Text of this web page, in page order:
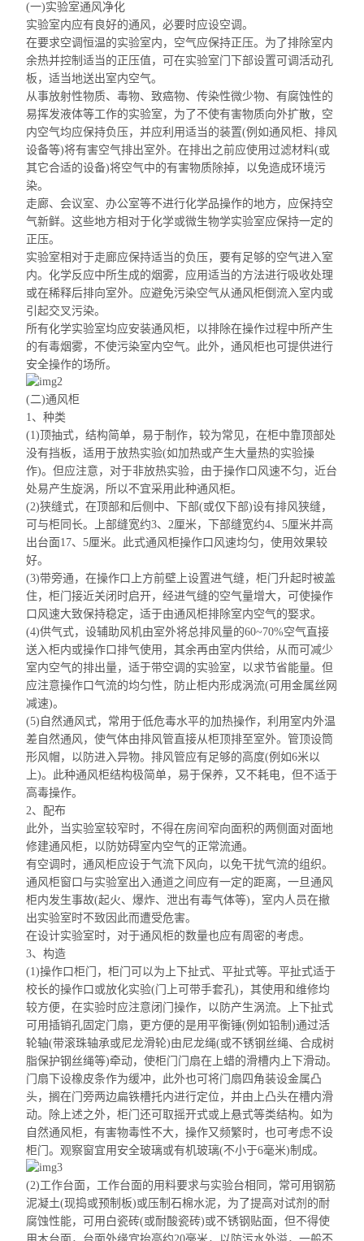
(一)实验室通风净化
实验室内应有良好的通风，必要时应设空调。
在要求空调恒温的实验室内，空气应保持正压。为了排除室内
余热并控制适当的正压值，可在实验室门下部设置可调活动孔
板，适当地送出室内空气。
从事放射性物质、毒物、致癌物、传染性微少物、有腐蚀性的
易挥发液体等工作的实验室，为了不使有害物质向外扩散，空
内空气均应保持负压，并应利用适当的装置(例如通风柜、排风
设备等)将有害空气排出室外。在排出之前应使用过滤材料(或
其它合适的设备)将空气中的有害物质除掉，以免造成环境污
染。
走廊、会议室、办公室等不进行化学品操作的地方，应保持空
气新鲜。这些地方相对于化学或微生物学实验室应保持一定的
正压。
实验室相对于走廊应保持适当的负压，要有足够的空气进入室
内。化学反应中所生成的烟雾，应用适当的方法进行吸收处理
或在稀释后排向室外。应避免污染空气从通风柜倒流入室内或
引起交叉污染。
所有化学实验室均应安装通风柜，以排除在操作过程中所产生
的有毒烟雾，不使污染室内空气。此外，通风柜也可提供进行
安全操作的场所。
(二)通风柜
1、种类
(1) 顶抽式，结构简单，易于制作，较为常见，在柜中靠顶部处
没有挡板，适用于放热实验(如加热或产生大量热的实验操
作)。但应注意，对于非放热实验，由于操作口风速不匀，近台
处易产生旋涡，所以不宜采用此种通风柜。
(2)狭缝式，在顶部和后侧中、下部(或仅下部)设有排风狭缝，
可与柜同长。
上部缝宽约3、2厘米， 下部缝宽约4、5厘米并高
出台面17、5厘米。此式通风柜操作口 风速均匀，使用效果较
好。
(3)带旁通，在操作口上方前壁上设置进气缝，柜门升起时被盖
住，柜门接近关闭时启开，经进气缝的空气量增大，可使操作
口风速大致保持稳定，适于由通风柜排除室内空气的娶求。
(4)供气式，设辅助风机由室外将总排风量的60~70%空气直接
送入柜内或操作口排气使用，其余再由室内供给，从而可减少
室内空气的排出量，适于带空调的实验室，以求节省能量。但
应注意操作口气流的均匀性，防止柜内形成涡流(可用金属丝网
减速)。
(5)自然通风式，常用于低危毒水平的加热操作，利用室内外温
差自然通风，使气体由排风管直接从柜顶排至室外。管顶设筒
形风帽，以防进入异物。排风管应有足够的高度(例如6米以
上)。此种通风柜结构极简单，易于保养，又不耗电，但不适于
高毒操作。
2、配布
此外，当实验室较窄时，不得在房间 窄向面积的两侧面对面地
修建通风柜，以防妨碍室内空气的正常流通。
有空调时，通风柜应设于气流下风向，以免干扰气流的组织。
通风柜窗口与实验室出入通道之间应有一定的距离，一旦通风
柜内发生事故(起火、爆炸、泄出有毒气体等)，室内人员在撤
出实验室时不致因此而遭受危害。
在设计实验室时，对于通风柜的数量也应有周密的考虑。
3、构造
(1)操作口柜门，柜门可以为上下扯式、平扯式等。平扯式适于
校长的操作口或放化实验(门上可带手套孔)，其使用和维修均
较方便，在实验时应注意闭门操作，以防产生涡流。
上下扯式
可用插销孔固定门扇，更方便的是用平衡锤(例如铅制)通过活
轮轴(带滚珠轴承或尼龙滑轮)由尼龙绳(或不锈钢丝绳、合成树
脂保护钢丝绳等)牵动，使柜门门扇在上蜡的滑槽内上下滑动。
门扇下设橡皮条作为缓冲，此外也可将门扇四角装设金属凸
头，搁在门旁两边扁铁槽托内进行定位，并由上凸头在槽内滑
动。除上述之外，柜门还可取摇开式或 上悬式等类结构。如为
自然通风柜，有害物毒性不大，操作又频繁时，也可考虑不设
柜门。观察窗宜用安全玻璃或有机玻璃(不小于6毫米)制成。
(2)工作台面，工作台面的用料要求与实验台相同，常可用钢筋
泥凝土(现捣或预制板)或压制石棉水泥，为了提高对试剂的耐
腐蚀性能，可用白瓷砖(或耐酸瓷砖)或不锈钢贴面，但不得使